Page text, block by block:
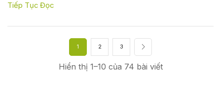
Tiếp Tục Đọc
Hiển thị 1–10 của 74 bài viết
1 2 3